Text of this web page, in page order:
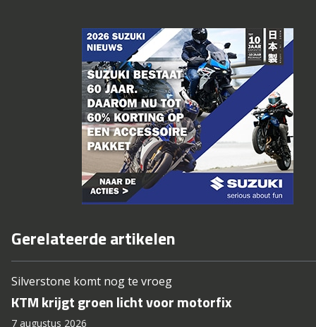
Gerelateerde artikelen
Silverstone komt nog te vroeg
KTM krijgt groen licht voor motorfix
7 augustus 2026